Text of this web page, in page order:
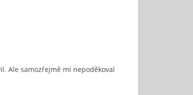
Ale samozřejmě mi nepoděkoval